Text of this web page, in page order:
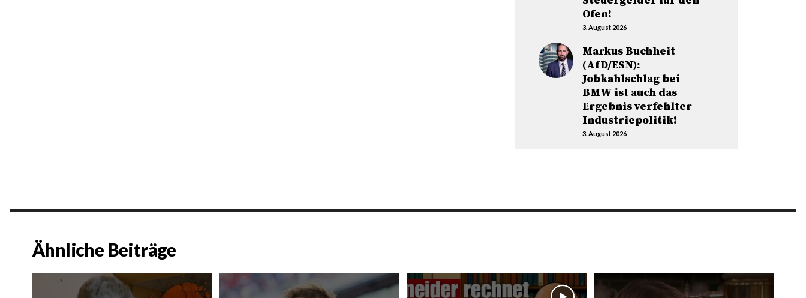
Ofen!
3. August 2026
Markus Buchheit
(AfD/ESN):
Jobkahlschlag bei
BMW ist auch das
Ergebnis verfehlter
Industriepolitik!
3. August 2026
Ähnliche Beiträge